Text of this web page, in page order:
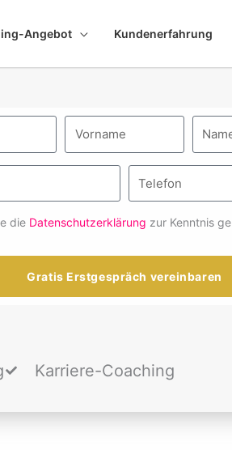
Angebot Kundenerfahrung
die Datenschutzerklärung zur Kenntnis
Gratis Erstgespräch vereinbaren
Karriere-Coaching